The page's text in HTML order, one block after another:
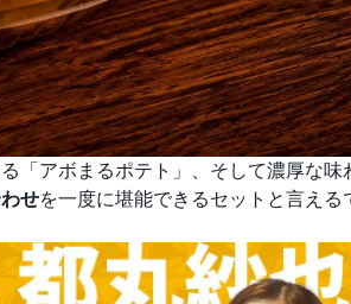
「アボまるポテト」、そして濃厚な味
せを一度に堪能できるセットと言える